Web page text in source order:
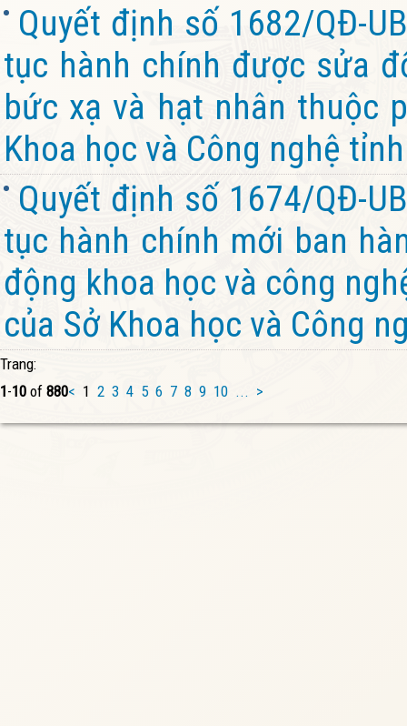
Quyết định số 1682/QĐ-
tục hành chính được sửa
bức xạ và hạt nhân thuộc
Khoa học và Công nghệ
Quyết định số 1674/QĐ-
tục hành chính mới ban
động khoa học và công
của Sở Khoa học và Công
Trang:
1-10 of 880< 1 2 3 4 5 6 7 8 9 10 ... >